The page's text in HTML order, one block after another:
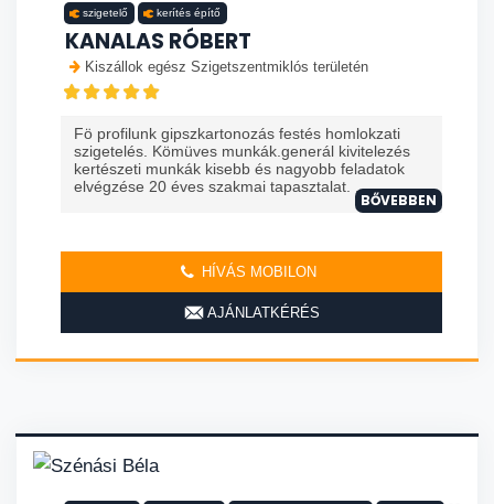
szigetelő kerítés építő
KANALAS RÓBERT
Kiszállok egész Szigetszentmiklós területén
Fö profilunk gipszkartonozás festés homlokzati
szigetelés. Kömüves munkák.generál kivitelezés
kertészeti munkák kisebb és nagyobb feladatok
elvégzése 20 éves szakmai tapasztalat. ...
BŐVEBBEN
HÍVÁS MOBILON
AJÁNLATKÉRÉS